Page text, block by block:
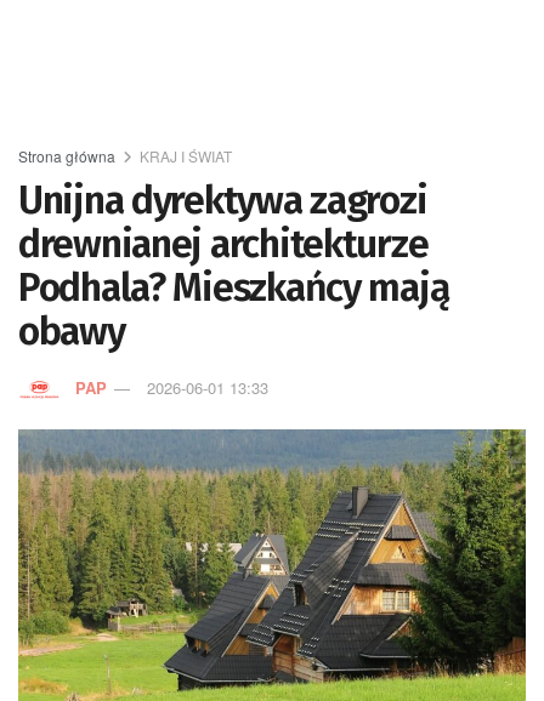
Strona główna KRAJ I ŚWIAT
Unijna dyrektywa zagrozi
drewnianej architekturze
Podhala? Mieszkańcy mają
obawy
PAP 2026-06-01 13:33